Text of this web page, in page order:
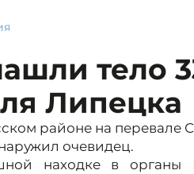
тело
Липецка
районе на перевале
очевидец.
находке в органы